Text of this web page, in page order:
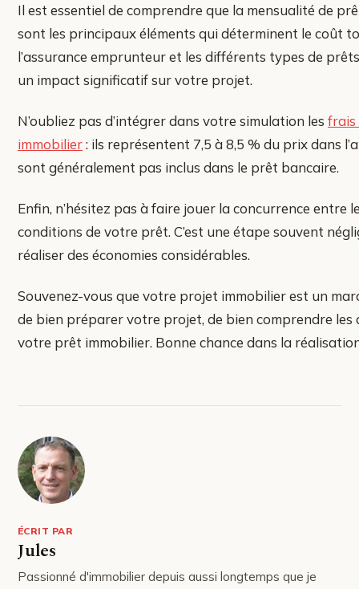
Il est essentiel de comprendre que la mensualité de
sont les principaux éléments qui déterminent le coût
l’assurance emprunteur et les différents types de
un impact significatif sur votre projet.
N’oubliez pas d’intégrer dans votre simulation les frais
immobilier: ils représentent 7,5 à 8,5 % du prix dans
sont généralement pas inclus dans le prêt bancaire.
Enfin, n’hésitez pas à faire jouer la concurrence entre
conditions de votre prêt. C’est une étape souvent
réaliser des économies considérables.
Souvenez-vous que votre projet immobilier est un
de bien préparer votre projet, de bien comprendre
votre prêt immobilier. Bonne chance dans la
ÉCRIT PAR
Jules
Passionné d'immobilier depuis aussi longtemps que je